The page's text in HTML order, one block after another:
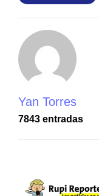
Yan Torres
7843 entradas